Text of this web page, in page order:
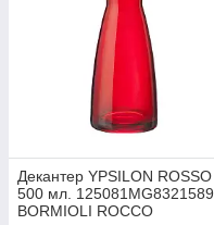
Декантер YPSILON ROSSO
500 мл. 125081MG8321589
BORMIOLI ROCCO